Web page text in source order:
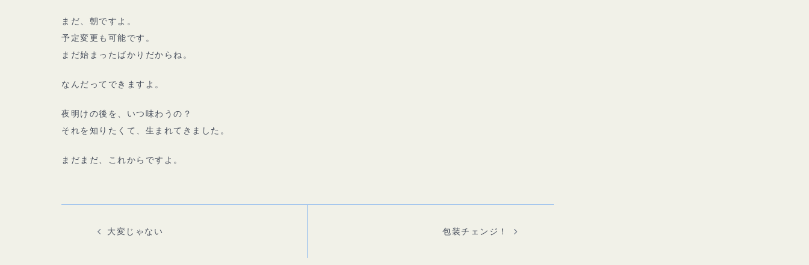
まだ、朝ですよ。
予定変更も可能です。
まだ始まったばかりだからね。
なんだってできますよ。
夜明けの後を、いつ味わうの？
それを知りたくて、生まれてきました。
まだまだ、これからですよ。
投
大変じゃない 包装チェンジ！